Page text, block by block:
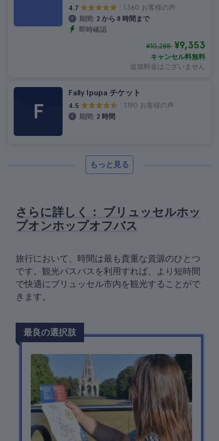
4.7
1.360 お客様の声
期間: 2 から 8 時間まで
即時確認
¥10,288 ¥9,353
キャンセル料無料
追加料金はございません
F
Fally Ipupa チケット
4.5
1.190 お客様の声
期間: 2 時間
もっと見る
さらに詳しく： ブリュッセルホッ
プオンホップオフバス
旅行において、時間は最も貴重な資源のひとつ
です。観光バスパスを利用すれば、より短時間
で快適にブリュッセル市内を観光することがで
きます。
最良の選択肢